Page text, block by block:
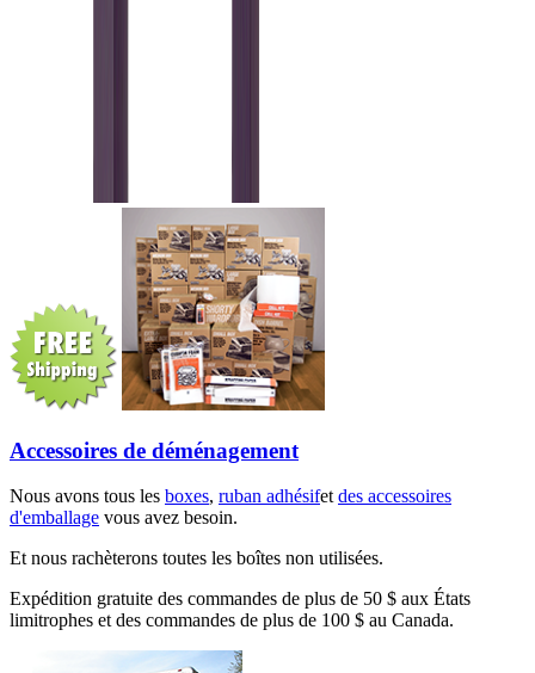
Accessoires de déménagement
Nous avons tous les boxes, ruban adhésifetdes accessoires
d'emballage vous avez besoin.
Et nous rachèterons toutes les boîtes non utilisées.
Expédition gratuite des commandes de plus de 50 $ aux États
limitrophes et des commandes de plus de 100 $ au Canada.